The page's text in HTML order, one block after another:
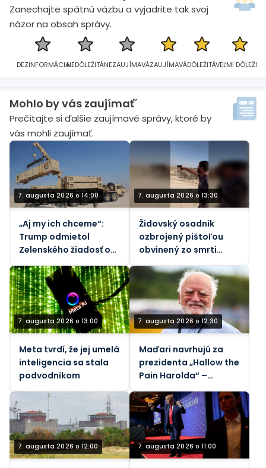
Zanechajte spätnú väzbu a vyjadrite tak svoj
názor na obsah správy.
DEZINFORMÁCIANEDÔLEŽITÁNEZAUJÍMAVÁZAUJÍMAVÁDÔLEŽITÁVEĽMI DÔLEŽITÁ
Mohlo by vás zaujímať´
Prečítajte si ďalšie zaujímavé správy, ktoré by
vás mohli zaujímať.
7. augusta 2026 o 14:00
„Aj my ich chceme“:
Trump odmietol
Zelenského žiadosť o
rakety
7. augusta 2026 o 13:30
Židovský osadník
ozbrojený pištoľou
obvinený zo smrti
vodcu komunity na
Západnom brehu
Jordánu (VIDEÁ)
7. augusta 2026 o 13:00
Meta tvrdí, že jej umelá
inteligencia sa stala
podvodníkom
7. augusta 2026 o 12:30
Maďari navrhujú za
prezidenta „Hallow the
Pain Harolda“ –
7. augusta 2026 o 12:00 7. augusta 2026 o 11:00